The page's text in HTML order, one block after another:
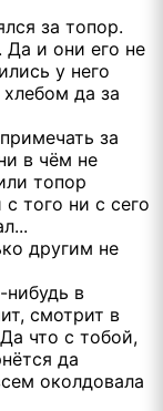
за топор.
Да и они его не
у него
да за
за
в чём не
топор
с того ни с сего
другим не
в
смотрит в
что с тобой,
да
околдовала